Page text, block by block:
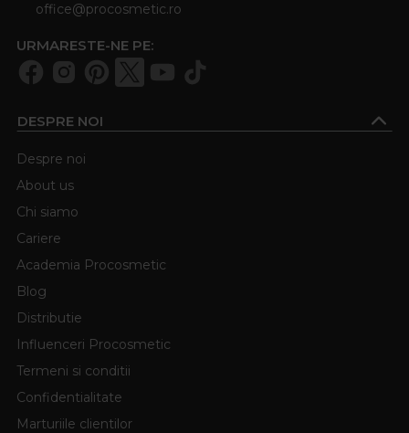
office@procosmetic.ro
URMARESTE-NE PE:
DESPRE NOI
Despre noi
About us
Chi siamo
Cariere
Academia Procosmetic
Blog
Distributie
Influenceri Procosmetic
Termeni si conditii
Confidentialitate
Marturiile clientilor